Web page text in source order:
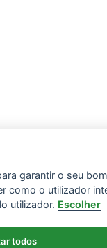
garantir o seu
como o utilizador
utilizador. Escolher
todos